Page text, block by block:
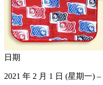
日期
2021 年 2 月 1 日 (星期一)